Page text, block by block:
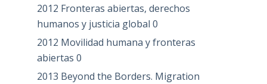
2012 Fronteras abiertas, derechos
humanos y justicia global 0
2012 Movilidad humana y fronteras
abiertas 0
2013 Beyond the Borders. Migration